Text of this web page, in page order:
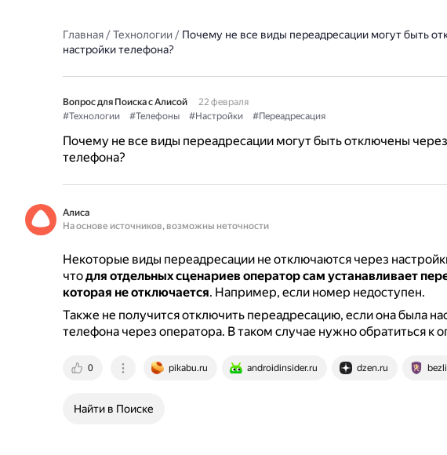
Главная/Технологии/ Почему не все виды переадресации могут быть
настройки телефона?
Вопрос для Поиска с Алисой
22 февраля
#Технологии
#Телефоны #Настройки #Переадресация
Почему не все виды переадресации могут быть отключены
телефона?
Алиса
На основе источников, возможны неточности
Некоторые виды переадресации не отключаются через
чтодля отдельных сценариев оператор сам устанавливает
которая не отключается. Например, если номер недоступен.
Также не получится отключить переадресацию, если она была
телефона через оператора. В таком случае нужно обратиться к
0 pikabu.ru androidinsider.ru dzen.ru
Найти в Поиске